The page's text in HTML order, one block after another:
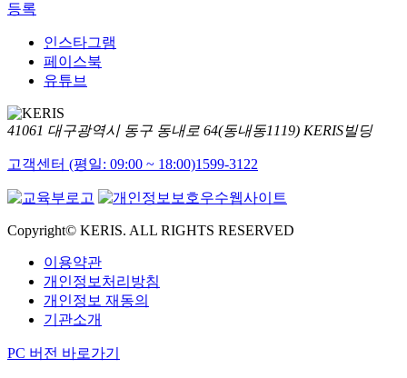
등록
인스타그램
페이스북
유튜브
41061 대구광역시 동구 동내로 64(동내동1119) KERIS빌딩
고객센터 (평일: 09:00 ~ 18:00)1599-3122
Copyright© KERIS. ALL RIGHTS RESERVED
이용약관
개인정보처리방침
개인정보 재동의
기관소개
PC 버전 바로가기